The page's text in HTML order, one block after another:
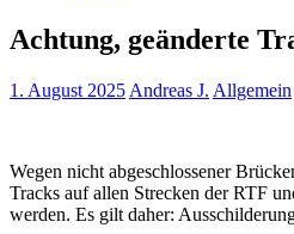
Achtung, geänderte
1. August 2025 Andreas J. Allgemein
Wegen nicht abgeschlossener
Tracks auf allen Strecken der RTF
werden. Es gilt daher: